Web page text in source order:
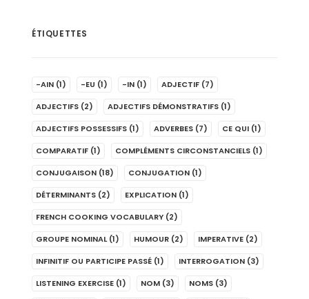
ÉTIQUETTES
-AIN (1) -EU (1) -IN (1) ADJECTIF (7)
ADJECTIFS (2) ADJECTIFS DÉMONSTRATIFS (1)
ADJECTIFS POSSESSIFS (1) ADVERBES (7) CE QUI (1)
COMPARATIF (1) COMPLÉMENTS CIRCONSTANCIELS (1)
CONJUGAISON (18) CONJUGATION (1)
DÉTERMINANTS (2) EXPLICATION (1)
FRENCH COOKING VOCABULARY (2)
GROUPE NOMINAL (1) HUMOUR (2) IMPERATIVE (2)
INFINITIF OU PARTICIPE PASSÉ (1) INTERROGATION (3)
LISTENING EXERCISE (1) NOM (3) NOMS (3)